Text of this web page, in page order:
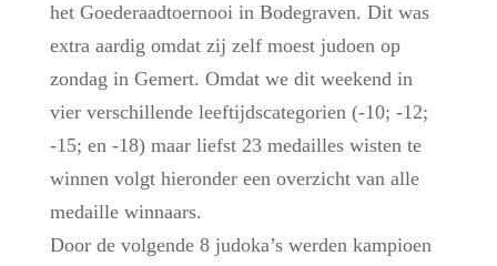
het Goederaadtoernooi in Bodegraven. Dit was
extra aardig omdat zij zelf moest judoen op
zondag in Gemert. Omdat we dit weekend in
vier verschillende leeftijdscategorien (-10; -12;
-15; en -18) maar liefst 23 medailles wisten te
winnen volgt hieronder een overzicht van alle
medaille winnaars.
Door de volgende 8 judoka’s werden kampioen